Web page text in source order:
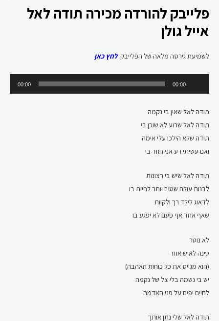
פלייבק להורדה מכירה תודה לאל
אייל גולן
לשמיעת גירסה מלאה של הפלייבקלחץ כאן
אודיו
00:00
00:00
תודה לאל שאין בי נקמה
תודה לאל שרוע לא שוכן בי
תודה שלא הילכו עלי אימה
ואם עשיתי רע אני חוזר בי
תודה לאל שיש בי רצונות
לבנות עולם שטוב יותר לחיות בו
לדאוג לילד רך ולקוות
שאף אחד אף פעם לא יפגע בו
לא נוטר
טינה לאיש אחר
(הוא מגייס את כל כוחות האהבה)
יש בי נשמה בלי צל של נקמה
לחיים יפים על פני האדמה
תודה לאל שלי נתן אותך